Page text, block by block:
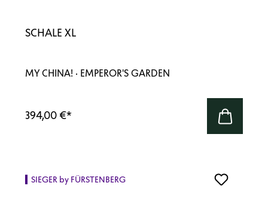
SCHALE XL
MY CHINA! · EMPEROR'S GARDEN
394,00 €*
SIEGER by FÜRSTENBERG